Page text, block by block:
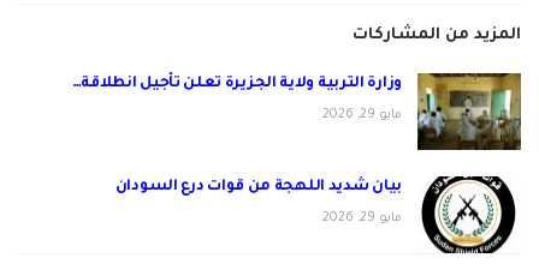
المزيد من المشاركات
وزارة التربية ولاية الجزيرة تعلن تأجيل انطلاقة…
مايو 29, 2026
بيان شديد اللهجة من قوات درع السودان
مايو 29, 2026